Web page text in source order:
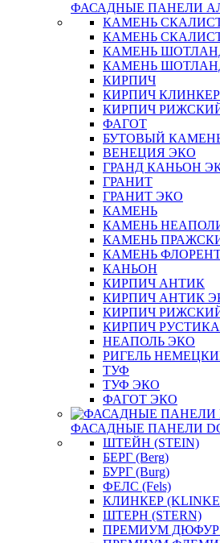
ФАСАДНЫЕ ПАНЕЛИ
КАМЕНЬ
КАМЕНЬ
КАМЕНЬ
КАМЕНЬ
КИРПИЧ
КИРПИЧ
КИРПИЧ
ФАГОТ
БУТОВЫЙ
ВЕНЕЦИЯ ЭКО
ГРАНД КАНЬОН
ГРАНИТ
ГРАНИТ ЭКО
КАМЕНЬ
КАМЕНЬ
КАМЕНЬ
КАМЕНЬ
КАНЬОН
КИРПИЧ АНТИК
КИРПИЧ АНТИК
КИРПИЧ
КИРПИЧ
НЕАПОЛЬ ЭКО
РИГЕЛЬ
ТУФ
ТУФ ЭКО
ФАГОТ ЭКО
ФАСАДНЫЕ ПАНЕЛИ
ШТЕЙН (STEIN)
БЕРГ (Berg)
БУРГ (Burg)
ФЕЛС (Fels)
КЛИНКЕР
ШТЕРН (STERN)
ПРЕМИУМ ДЮФУР